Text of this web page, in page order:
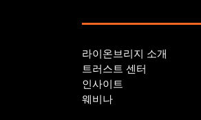
라이온브리지 소개
트러스트 센터
인사이트
웨비나